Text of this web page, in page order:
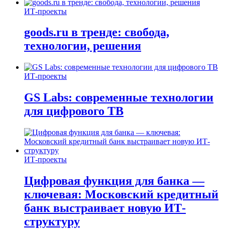
ИТ-проекты
goods.ru в тренде: свобода,
технологии, решения
ИТ-проекты
GS Labs: современные технологии
для цифрового ТВ
ИТ-проекты
Цифровая функция для банка —
ключевая: Московский кредитный
банк выстраивает новую ИТ-
структуру